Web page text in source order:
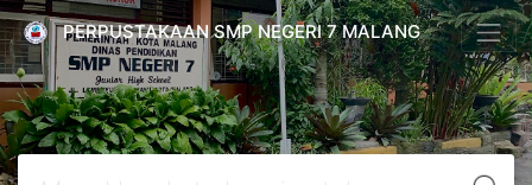
PERPUSTAKAAN SMP NEGERI 7 MALANG